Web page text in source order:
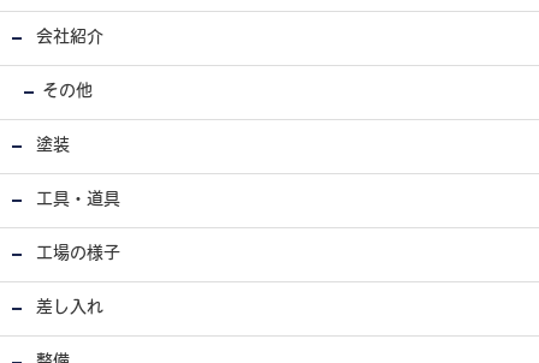
会社紹介
その他
塗装
工具・道具
工場の様子
差し入れ